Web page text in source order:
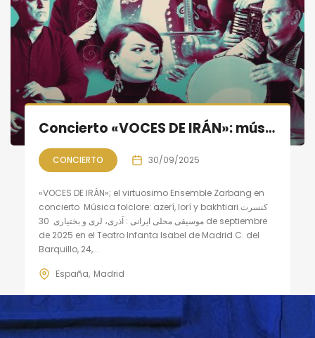
Concierto «VOCES DE IRÁN»: música folclore azerí, lorí y bakhtiari
CONCIERTO 30/09/2025
«VOCES DE IRÁN»; el virtuosimo Ensemble Zarbang en
concierto Música folclore: azerí, lorí y bakhtiari کنسرت
موسیقی محلی ایرانی : آذری، لری و بختیاری 30 de septiembre
de 2025 en el Teatro Infanta Isabel de Madrid C. del
Barquillo, 24,...
España Madrid